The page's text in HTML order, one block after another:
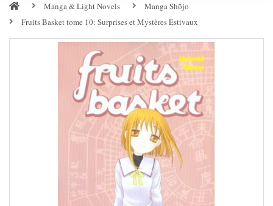
Manga & Light Novels
Manga Shōjo
Fruits Basket tome 10: Surprises et Mystères Estivaux